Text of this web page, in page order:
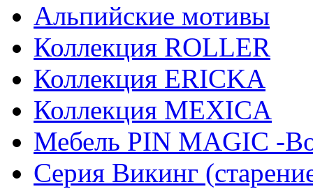
Альпийские мотивы
Коллекция ROLLER
Коллекция ERICKA
Коллекция MEXICA
Мебель PIN MAGIС -
Серия Викинг